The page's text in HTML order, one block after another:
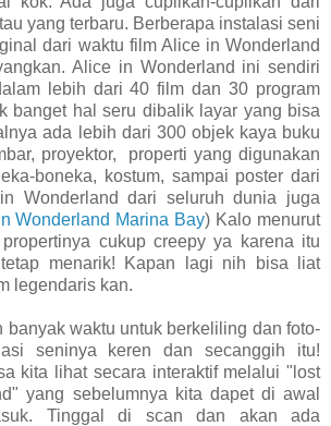
yang terbaru. Berberapa instalasi seni
dari waktu film Alice in Wonderland
Alice in Wonderland ini sendiri
lebih dari 40 film dan 30 program
banget hal seru dibalik layar yang bisa
ada lebih dari 300 objek kaya buku
proyektor, properti yang digunakan
boneka, kostum, sampai poster dari
Wonderland dari seluruh dunia juga
Wonderland Marina Bay) Kalo menurut
cukup creepy ya karena itu
menarik! Kapan lagi nih bisa liat
legendaris kan.
banyak waktu untuk berkeliling dan foto-
seninya keren dan secanggih itu!
kita lihat secara interaktif melalui "lost
yang sebelumnya kita dapet di awal
Tinggal di scan dan akan ada